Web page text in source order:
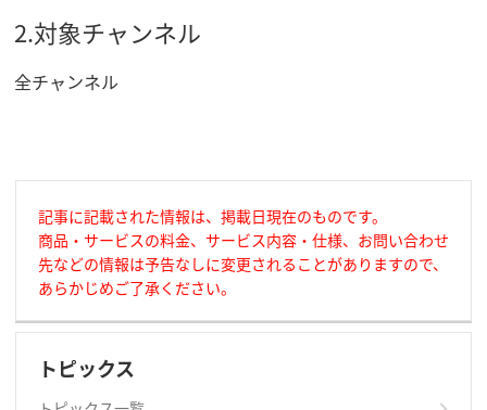
2.対象チャンネル
全チャンネル
記事に記載された情報は、掲載日現在のものです。
商品・サービスの料金、サービス内容・仕様、お問い合わせ
先などの情報は予告なしに変更されることがありますので、
あらかじめご了承ください。
トピックス